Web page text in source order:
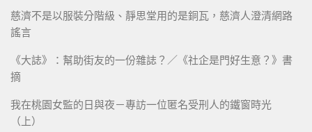
慈濟不是以服裝分階級、靜思堂用的是銅瓦，慈濟人澄清網路
謠言
《大誌》：幫助街友的一份雜誌？／《社企是門好生意？》書
摘
我在桃園女監的日與夜－專訪一位匿名受刑人的鐵窗時光
（上）